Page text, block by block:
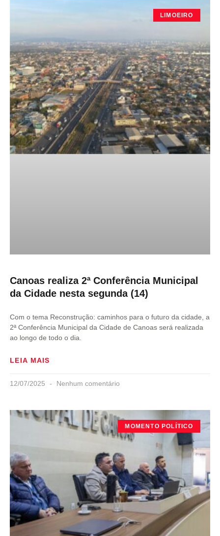
LIMOEIRO
Canoas realiza 2ª Conferência Municipal
da Cidade nesta segunda (14)
Com o tema Reconstrução: caminhos para o futuro da cidade, a
2ª Conferência Municipal da Cidade de Canoas será realizada
ao longo de todo o dia.
LEIA MAIS
12/07/2025 Nenhum comentário
MOMENTO POLÍTICO